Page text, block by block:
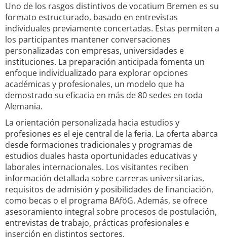
Uno de los rasgos distintivos de vocatium Bremen es su
formato estructurado, basado en entrevistas
individuales previamente concertadas. Estas permiten a
los participantes mantener conversaciones
personalizadas con empresas, universidades e
instituciones. La preparación anticipada fomenta un
enfoque individualizado para explorar opciones
académicas y profesionales, un modelo que ha
demostrado su eficacia en más de 80 sedes en toda
Alemania.
La orientación personalizada hacia estudios y
profesiones es el eje central de la feria. La oferta abarca
desde formaciones tradicionales y programas de
estudios duales hasta oportunidades educativas y
laborales internacionales. Los visitantes reciben
información detallada sobre carreras universitarias,
requisitos de admisión y posibilidades de financiación,
como becas o el programa BAföG. Además, se ofrece
asesoramiento integral sobre procesos de postulación,
entrevistas de trabajo, prácticas profesionales e
inserción en distintos sectores.